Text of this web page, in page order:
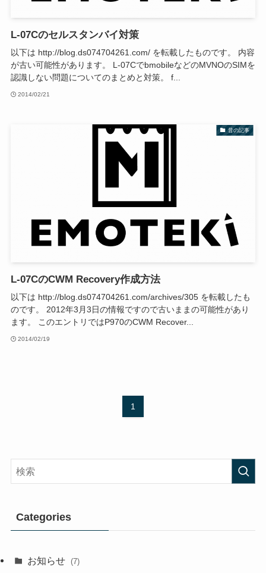
L-07Cのセルスタンバイ対策
以下は http://blog.ds074704261.com/ を転載したものです。 内容
が古い可能性があります。 L-07CでbmobileなどのMVNOのSIMを
認識しない問題についてのまとめと対策。 f...
2014/02/21
昔の記事
L-07CのCWM Recovery作成方法
以下は http://blog.ds074704261.com/archives/305 を転載したも
のです。 2012年3月3日の情報ですので古いままの可能性があり
ます。 このエントリではP970のCWM Recover...
2014/02/19
1
Categories
お知らせ (7)